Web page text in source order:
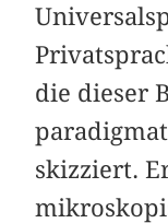
die dieser
skizziert.